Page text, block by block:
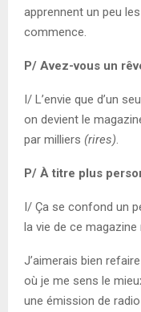
apprennent un peu
commence.
P/ Avez-vous un
I/ L’envie que d’un
on devient le
par milliers (rires)
P/ À titre plus
I/ Ça se confond un
la vie de ce magazine
J’aimerais bien
où je me sens le
une émission de